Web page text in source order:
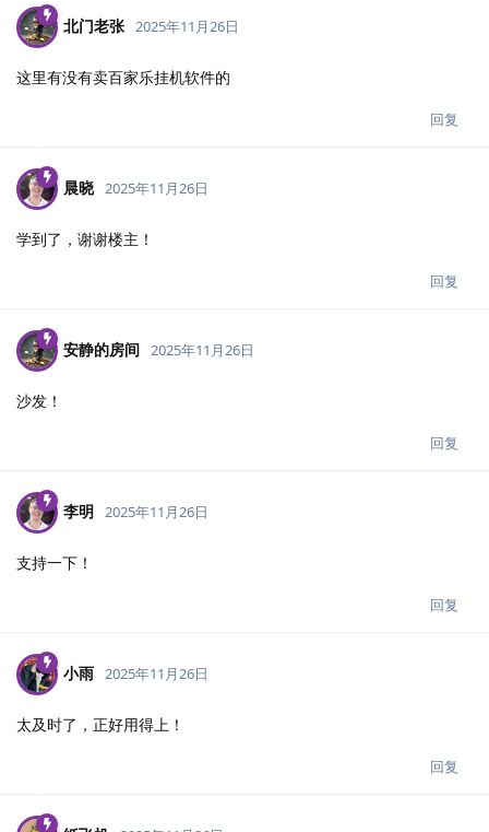
北门老张 2025年11月26日
这里有没有卖百家乐挂机软件的
回复
晨晓 2025年11月26日
学到了，谢谢楼主！
回复
安静的房间 2025年11月26日
沙发！
回复
李明 2025年11月26日
支持一下！
回复
小雨 2025年11月26日
太及时了，正好用得上！
回复